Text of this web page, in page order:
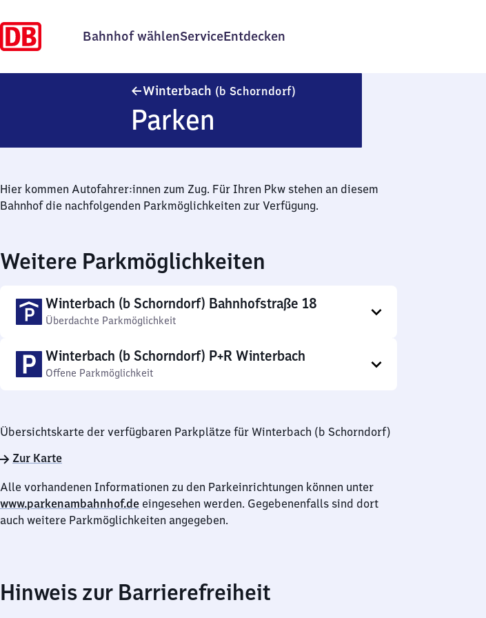
Bahnhof wählenServiceEntdecken
Winterbach (b Schorndorf)
Parken
Hier kommen Autofahrer:innen zum Zug. Für Ihren Pkw stehen an diesem
Bahnhof die nachfolgenden Parkmöglichkeiten zur Verfügung.
Weitere Parkmöglichkeiten
Winterbach (b Schorndorf) Bahnhofstraße 18
Überdachte Parkmöglichkeit
Winterbach (b Schorndorf) P+R Winterbach
Offene Parkmöglichkeit
Übersichtskarte der verfügbaren Parkplätze für Winterbach (b Schorndorf)
Zur Karte
Alle vorhandenen Informationen zu den Parkeinrichtungen können unter
www.parkenambahnhof.de eingesehen werden. Gegebenenfalls sind dort
auch weitere Parkmöglichkeiten angegeben.
Hinweis zur Barrierefreiheit